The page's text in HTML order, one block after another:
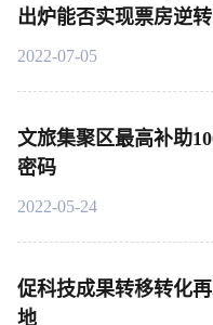
出炉能否实现票房逆转
2022-07-05
文旅集聚区最高补助
密码
2022-05-24
促科技成果转移转化
地